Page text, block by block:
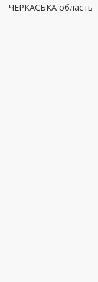
ЧЕРКАСЬКА область